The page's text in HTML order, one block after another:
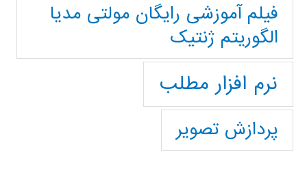
فیلم آموزشی رایگان مولتی مدیا
الگوریتم ژنتیک
نرم افزار مطلب
پردازش تصویر